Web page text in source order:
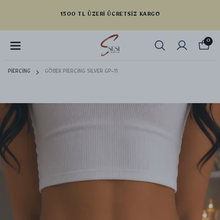
YENI SEZON ÜRÜNLER
0
PİERCİNG GÖBEK PİERCİNG SİLVER GP-11